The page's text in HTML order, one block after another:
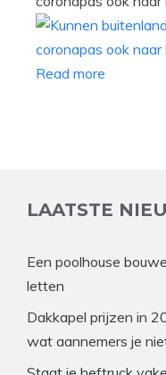
Read more
LAATSTE
Een poolhouse
letten
Dakkapel prijzen in
wat aannemers je